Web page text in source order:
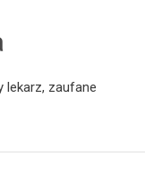
lekarz, zaufane